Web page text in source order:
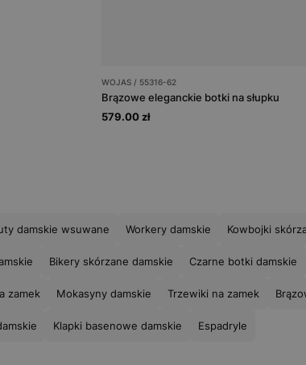
WOJAS / 55316-62
Brązowe eleganckie botki na słupku
579.00 zł
damskie wsuwane Workery damskie Kowbojki
Bikery skórzane damskie Czarne botki damskie
zamek Mokasyny damskie Trzewiki na zamek
Klapki basenowe damskie Espadryle